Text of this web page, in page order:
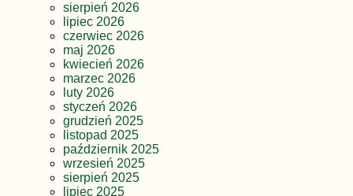
sierpień 2026
lipiec 2026
czerwiec 2026
maj 2026
kwiecień 2026
marzec 2026
luty 2026
styczeń 2026
grudzień 2025
listopad 2025
październik 2025
wrzesień 2025
sierpień 2025
lipiec 2025